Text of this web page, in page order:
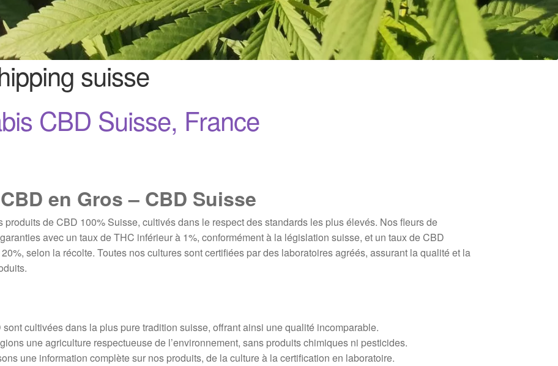
suisse
CBD Suisse, France
en Gros – CBD Suisse
produits de CBD 100% Suisse, cultivés dans le respect des standards les plus élevés. Nos fleurs de
avec un taux de THC inférieur à 1%, conformément à la législation suisse, et un taux de CBD
selon la récolte. Toutes nos cultures sont certifiées par des laboratoires agréés, assurant la qualité et la
cultivées dans la plus pure tradition suisse, offrant ainsi une qualité incomparable.
une agriculture respectueuse de l’environnement, sans produits chimiques ni pesticides.
une information complète sur nos produits, de la culture à la certification en laboratoire.